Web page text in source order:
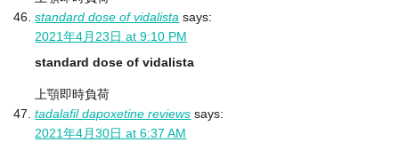
standard dose of vidalista says:
2021年4月23日 at 9:10 PM
standard dose of vidalista
上顎即時負荷
tadalafil dapoxetine reviews says:
2021年4月30日 at 6:37 AM